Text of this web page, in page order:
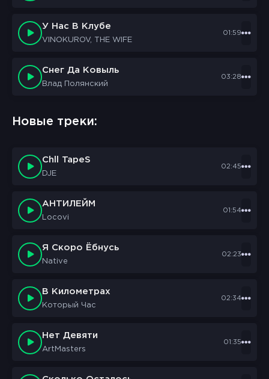
У Нас В Клубе
VINOKUROV, THE WIFE
01:59
Снег Да Ковыль
Влад Полянский
03:28
Новые треки:
Chll TapeS
DJE
02:45
АНТИЛЕЙМ
Locovi
01:54
Я Скоро Ёбнусь
Native
02:23
В Километрах
Который Час
02:34
Нет Девяти
ArtMasters
01:35